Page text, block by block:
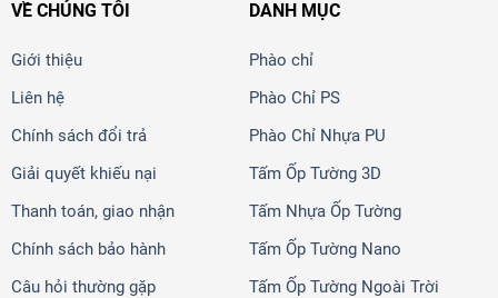
VỀ CHÚNG TÔI
Giới thiệu
Liên hệ
Chính sách đổi trả
Giải quyết khiếu nại
Thanh toán, giao nhận
Chính sách bảo hành
Câu hỏi thường gặp
DANH MỤC
Phào chỉ
Phào Chỉ PS
Phào Chỉ Nhựa PU
Tấm Ốp Tường 3D
Tấm Nhựa Ốp Tường
Tấm Ốp Tường Nano
Tấm Ốp Tường Ngoài Trời